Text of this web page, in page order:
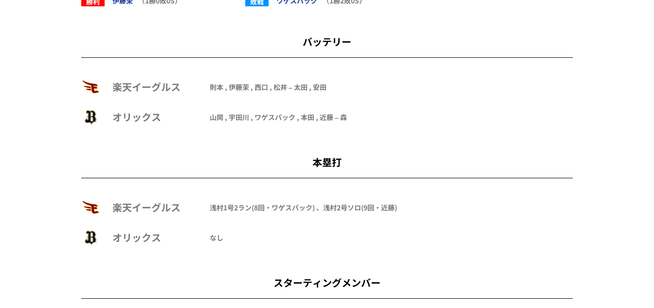
バッテリー
楽天イーグルス 則本 , 伊藤茉 , 西口 , 松井–太田 , 安田
オリックス 山岡 , 宇田川 , ワゲスパック , 本田 , 近藤–森
本塁打
楽天イーグルス 浅村1号2ラン(8回・ ワゲスパック) 、 浅村2号ソロ(9回・ 近藤)
オリックス なし
スターティングメンバー